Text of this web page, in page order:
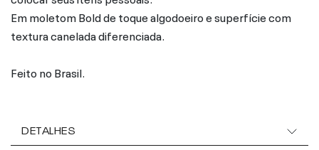
Em moletom Bold de toque algodoeiro e superfície com
textura canelada diferenciada.
Feito no Brasil.
DETALHES